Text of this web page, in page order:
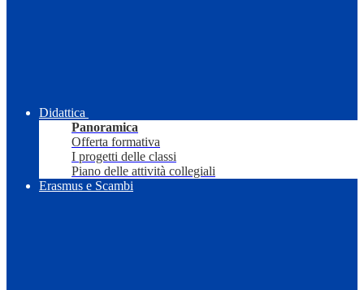
Didattica
Panoramica
Offerta formativa
I progetti delle classi
Piano delle attività collegiali
Erasmus e Scambi